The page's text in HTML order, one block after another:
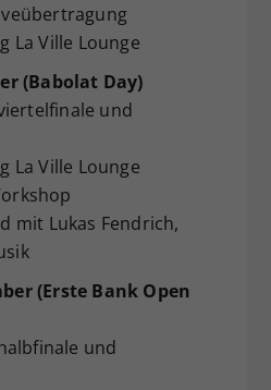
La Ville Lounge
(Babolat Day)
und
La Ville Lounge
mit Lukas Fendrich,
(Erste Bank Open
und